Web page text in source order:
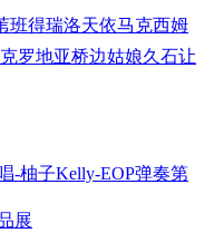
班得瑞洛天依马克西姆
克罗地亚桥边姑娘久石让
-柚子Kelly-EOP弹奏第
展